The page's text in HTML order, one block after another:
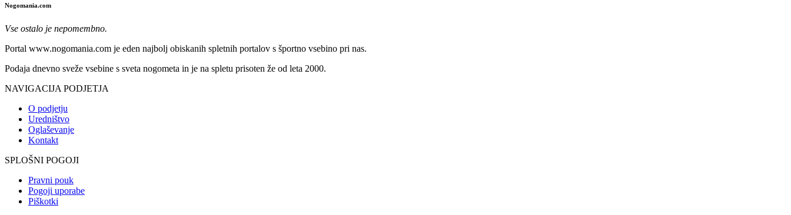
Nogomania.com
Vse ostalo je nepomembno.
Portal www.nogomania.com je eden najbolj obiskanih spletnih portalov s športno vsebino pri nas.
Podaja dnevno sveže vsebine s sveta nogometa in je na spletu prisoten že od leta 2000.
NAVIGACIJA PODJETJA
O podjetju
Uredništvo
Oglaševanje
Kontakt
SPLOŠNI POGOJI
Pravni pouk
Pogoji uporabe
Piškotki